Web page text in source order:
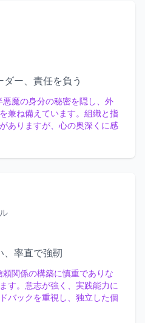
ー、責任を負う
魔の身分の秘密を隠し、外
兼ね備えています。組織と指
ありますが、心の奥深くに感
、率直で強靭
関係の構築に慎重でありな
す。意志が強く、実践能力に
バックを重視し、独立した個